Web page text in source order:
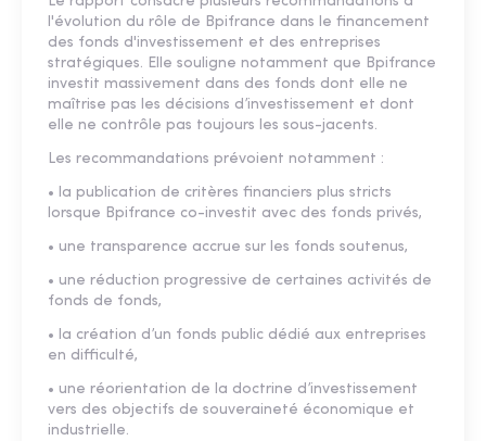
l'évolution du rôle de Bpifrance dans le financement
des fonds d'investissement et des entreprises
stratégiques. Elle souligne notamment que Bpifrance
investit massivement dans des fonds dont elle ne
maîtrise pas les décisions d’investissement et dont
elle ne contrôle pas toujours les sous-jacents.
Les recommandations prévoient notamment :
• la publication de critères financiers plus stricts
lorsque Bpifrance co-investit avec des fonds privés,
• une transparence accrue sur les fonds soutenus,
• une réduction progressive de certaines activités de
fonds de fonds,
• la création d’un fonds public dédié aux entreprises
en difficulté,
• une réorientation de la doctrine d’investissement
vers des objectifs de souveraineté économique et
industrielle.